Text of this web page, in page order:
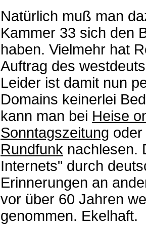
Natürlich muß man
Kammer 33 sich den
haben. Vielmehr hat
Auftrag des
Leider ist damit nun
Domains keinerlei
kann man bei Heise
Sonntagszeitung
Rundfunk nachlesen.
Internets" durch
Erinnerungen an
vor über 60 Jahren
genommen. Ekelhaft.